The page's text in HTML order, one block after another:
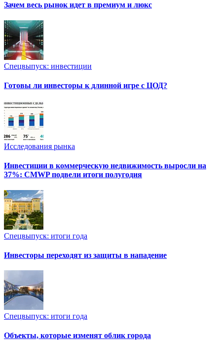
Зачем весь рынок идет в премиум и люкс
Спецвыпуск: инвестиции
Готовы ли инвесторы к длинной игре с ЦОД?
Исследования рынка
Инвестиции в коммерческую недвижимость выросли на
37%: CMWP подвели итоги полугодия
Спецвыпуск: итоги года
Инвесторы переходят из защиты в нападение
Спецвыпуск: итоги года
Объекты, которые изменят облик города